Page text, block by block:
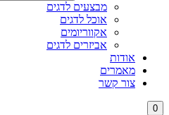
מבצעים לדגים
אוכל לדגים
אקווריומים
אביזרים לדגים
אודות
מאמרים
צור קשר
0